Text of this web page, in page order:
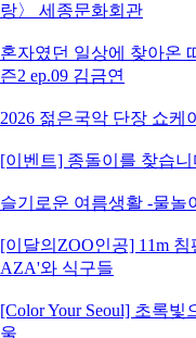
랑〉 세종문화회관
혼자였던 일상에 찾아온
즌2 ep.09 김금연
2026 젊은국악 단장 쇼케
[이벤트] 종돌이를 찾습
슬기로운 여름생활 -물놀
[이달의ZOO인공] 11m
AZA'와 식구들
[Color Your Seoul] 초록
울